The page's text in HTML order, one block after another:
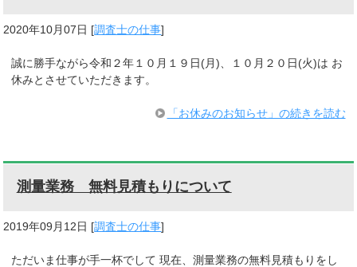
2020年10月07日 [調査士の仕事]
誠に勝手ながら令和２年１０月１９日(月)、１０月２０日(火)は お
休みとさせていただきます。
「お休みのお知らせ」の続きを読む
測量業務 無料見積もりについて
2019年09月12日 [調査士の仕事]
ただいま仕事が手一杯でして 現在、測量業務の無料見積もりをし